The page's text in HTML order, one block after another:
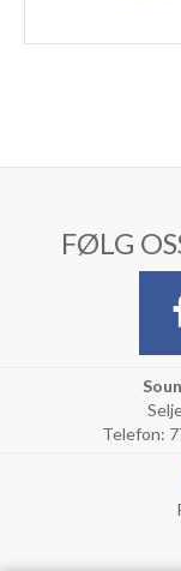
FØLG
Telefon: